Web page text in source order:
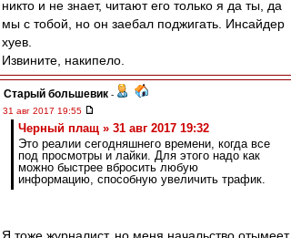
никто и не знает, читают его только я да ты, да
мы с тобой, но он заебал поджигать. Инсайдер
хуев.
Извините, накипело.
Старый большевик -
31 авг 2017 19:55
Черный плащ » 31 авг 2017 19:32
Это реалии сегодняшнего времени, когда все
под просмотры и лайки. Для этого надо как
можно быстрее вбросить любую
информацию, способную увеличить трафик.